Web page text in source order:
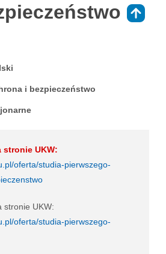
i bezpieczeństwo
stronie UKW:
oferta/studia-pierwszego-
stronie UKW:
oferta/studia-pierwszego-